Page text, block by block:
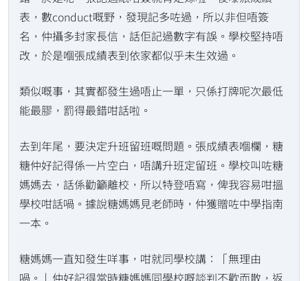
表，數conduct嘅野，發現記多咗過，所以非但唔簽
名，仲攝多封家長信，話佢記過數字有誤。學校堅持唔
改，於是嗰張成績表到依家都似乎未生效過。
類似嘅事，其實都發生過唔止一單，只係打牌呢次最低
能最膠，罰得最錯咁話啦。
去到年尾，要決定升班留班嘅問題。張成績表嗰欄，糖
糖仲好記得係一片空白，唔講升班定留班。學校叫咗糖
媽媽去，話係勸籲離校，所以特登唔寫，俾我容易咁搵
學校咁話喎。據說糖媽媽見老師時，仲獲贈咗中學指南
一本。
糖媽媽一直知發生咩事，咁就同學校講：「無理由
喎。」仲好記得當時糖媽媽同學校嘅談判不歡而散，返